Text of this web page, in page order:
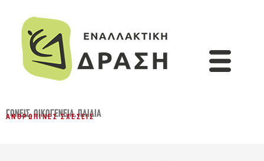
ΓΟΝΕΊΣ,ΟΙΚΟΓΈΝΕΙΑ,ΠΑΙΔΙΆ
ΑΝΘΡΏΠΙΝΕΣ ΣΧΈΣΕΙΣ